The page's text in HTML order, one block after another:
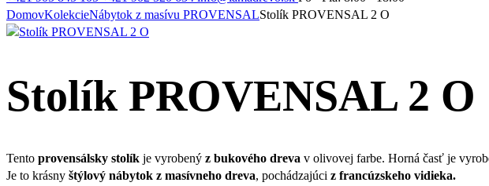
DomovKolekcieNábytok z masívu PROVENSALStolík PROVENSAL 2 O
Stolík PROVENSAL 2 O
Tento provensálsky stolík je vyrobený z bukového dreva v olivovej farbe. Horná časť je
Je to krásny štýlový nábytok z masívneho dreva, pochádzajúci z francúzskeho vidieka.